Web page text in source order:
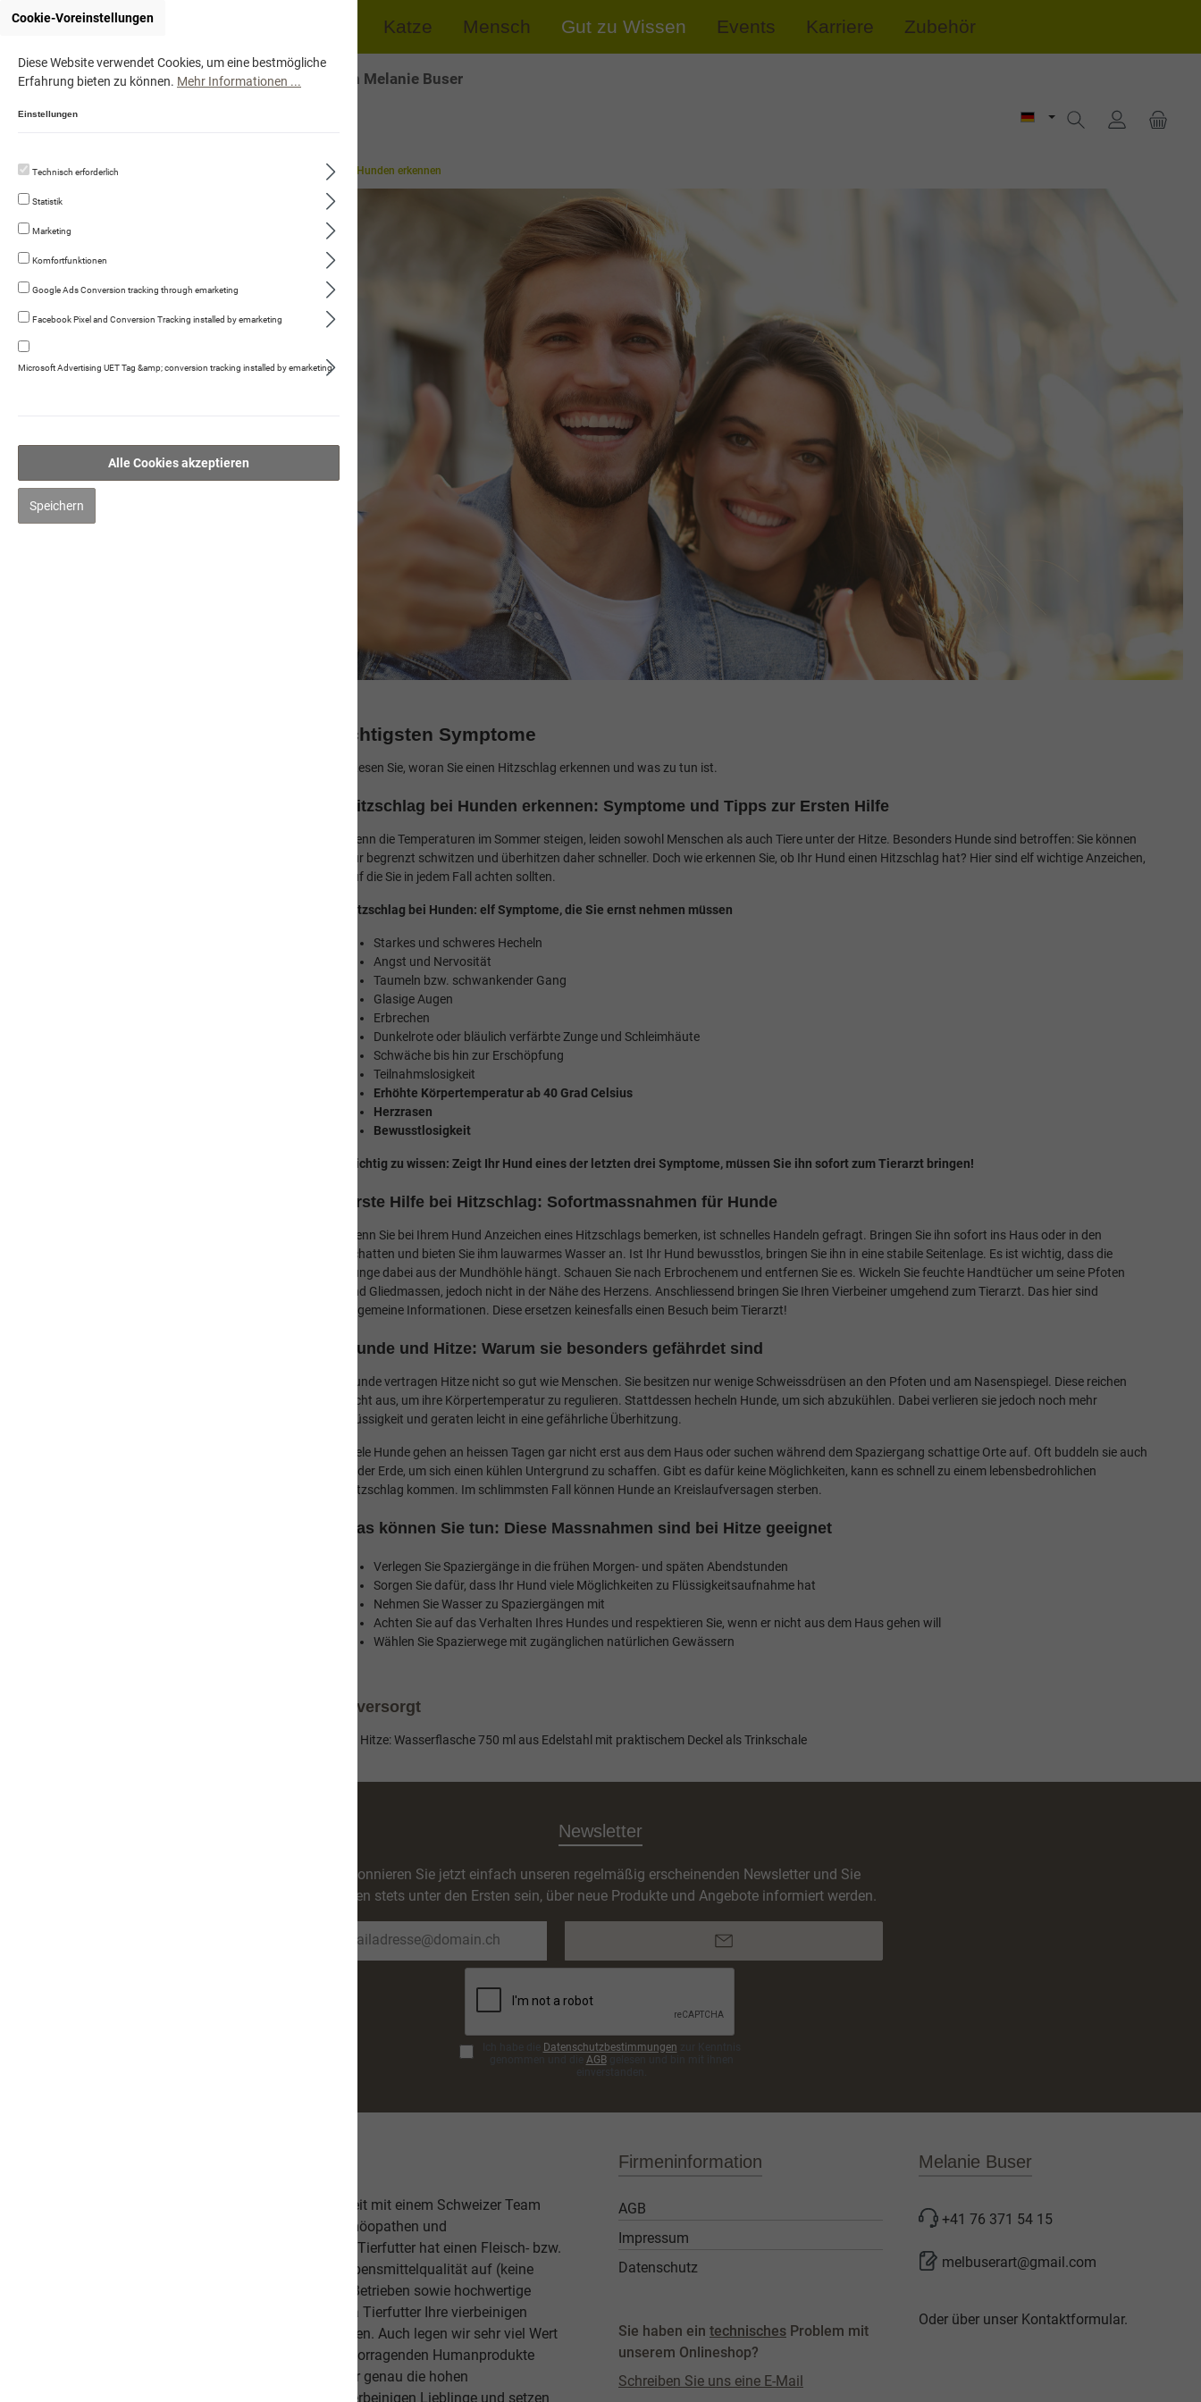
Katze Mensch Gut zu Wissen Events Karriere Zubehör
Onlineshop von Melanie Buser
Gut zu Wissen Hilfreiches Wissen Vorsorge - Hitzschlag bei Hunden erkennen
Hitzschlag bei Hunden: die 11 wichtigsten Symptome
Für Hunde sind hohe Temperaturen lebensbedrohlich. Lesen Sie, woran Sie einen Hitzschlag erkennen und was zu tun ist.
Hitzschlag bei Hunden erkennen: Symptome und Tipps zur Ersten Hilfe
Wenn die Temperaturen im Sommer steigen, leiden sowohl Menschen als auch Tiere unter der Hitze. Besonders Hunde sind betroffen: Sie können
nur begrenzt schwitzen und überhitzen daher schneller. Doch wie erkennen Sie, ob Ihr Hund einen Hitzschlag hat? Hier sind elf wichtige Anzeichen,
auf die Sie in jedem Fall achten sollten.
Hitzschlag bei Hunden: elf Symptome, die Sie ernst nehmen müssen
Starkes und schweres Hecheln
Angst und Nervosität
Taumeln bzw. schwankender Gang
Glasige Augen
Erbrechen
Dunkelrote oder bläulich verfärbte Zunge und Schleimhäute
Schwäche bis hin zur Erschöpfung
Teilnahmslosigkeit
Erhöhte Körpertemperatur ab 40 Grad Celsius
Herzrasen
Bewusstlosigkeit
Wichtig zu wissen: Zeigt Ihr Hund eines der letzten drei Symptome, müssen Sie ihn sofort zum Tierarzt bringen!
Erste Hilfe bei Hitzschlag: Sofortmassnahmen für Hunde
Wenn Sie bei Ihrem Hund Anzeichen eines Hitzschlags bemerken, ist schnelles Handeln gefragt. Bringen Sie ihn sofort ins Haus oder in den
Schatten und bieten Sie ihm lauwarmes Wasser an. Ist Ihr Hund bewusstlos, bringen Sie ihn in eine stabile Seitenlage. Es ist wichtig, dass die
Zunge dabei aus der Mundhöhle hängt. Schauen Sie nach Erbrochenem und entfernen Sie es. Wickeln Sie feuchte Handtücher um seine Pfoten
und Gliedmassen, jedoch nicht in der Nähe des Herzens. Anschliessend bringen Sie Ihren Vierbeiner umgehend zum Tierarzt. Das hier sind
allgemeine Informationen. Diese ersetzen keinesfalls einen Besuch beim Tierarzt!
Hunde und Hitze: Warum sie besonders gefährdet sind
Hunde vertragen Hitze nicht so gut wie Menschen. Sie besitzen nur wenige Schweissdrüsen an den Pfoten und am Nasenspiegel. Diese reichen
nicht aus, um ihre Körpertemperatur zu regulieren. Stattdessen hecheln Hunde, um sich abzukühlen. Dabei verlieren sie jedoch noch mehr
Flüssigkeit und geraten leicht in eine gefährliche Überhitzung.
Viele Hunde gehen an heissen Tagen gar nicht erst aus dem Haus oder suchen während dem Spaziergang schattige Orte auf. Oft buddeln sie auch
in der Erde, um sich einen kühlen Untergrund zu schaffen. Gibt es dafür keine Möglichkeiten, kann es schnell zu einem lebensbedrohlichen
Hitzschlag kommen. Im schlimmsten Fall können Hunde an Kreislaufversagen sterben.
Das können Sie tun: Diese Massnahmen sind bei Hitze geeignet
Verlegen Sie Spaziergänge in die frühen Morgen- und späten Abendstunden
Sorgen Sie dafür, dass Ihr Hund viele Möglichkeiten zu Flüssigkeitsaufnahme hat
Nehmen Sie Wasser zu Spaziergängen mit
Achten Sie auf das Verhalten Ihres Hundes und respektieren Sie, wenn er nicht aus dem Haus gehen will
Wählen Sie Spazierwege mit zugänglichen natürlichen Gewässern
naVita Trinkflasche - immer mit Wasser versorgt
Unverzichtbar für den Hundespaziergang besonders bei Hitze: Wasserflasche 750 ml aus Edelstahl mit praktischem Deckel als Trinkschale
Newsletter
Abonnieren Sie jetzt einfach unseren regelmäßig erscheinenden Newsletter und Sie
werden stets unter den Ersten sein, über neue Produkte und Angebote informiert werden.
Mail-
Adresse*
Datenschutzbestimmungen
AGBgelesen und bin mit ihnen
Unsere hochwertige Tiernahrung ist in Zusammenarbeit mit einem Schweizer Team
bestehend aus einer Tierärztin, Tierheilpraktikern, Homöopathen und
Ernährungsfachleuten entwickelt worden. Das leckere Tierfutter hat einen Fleisch- bzw.
Fischanteil von ca. 70% im Durchschnitt und weist Lebensmittelqualität auf (keine
Schlachtabfälle). Höchste Qualität aus kontrollierten Betrieben sowie hochwertige
Beilagen sind der Garant, dass Sie mit unserem naVita Tierfutter Ihre vierbeinigen
Lieblinge ausgewogen und abwechslungsreich ernähren. Auch legen wir sehr viel Wert
darauf, dass es Ihnen persönlich gut geht. Unsere hervorragenden Humanprodukte
beweisen dies. Als Schweizer Unternehmen kennen wir genau die hohen
Qualitätsansprüche unserer Kunden sowie unseren vierbeinigen Lieblinge und setzen
Firmeninformation
AGB
Impressum
Datenschutz
Sie haben ein technisches Problem mit
unserem Onlineshop?
Schreiben Sie uns eine E-Mail
Melanie Buser
+41 76 371 54 15
melbuserart@gmail.com
Oder über unser Kontaktformular.
Cookie-Voreinstellungen
Diese Website verwendet Cookies, um eine bestmögliche
Erfahrung bieten zu können. Mehr Informationen ...
Einstellungen
Technisch erforderlich
Statistik
Marketing
Komfortfunktionen
Google Ads Conversion tracking through emarketing
Facebook Pixel and Conversion Tracking installed by emarketing
Microsoft Advertising UET Tag &amp; conversion tracking installed by emarketing
Alle Cookies akzeptieren
Speichern